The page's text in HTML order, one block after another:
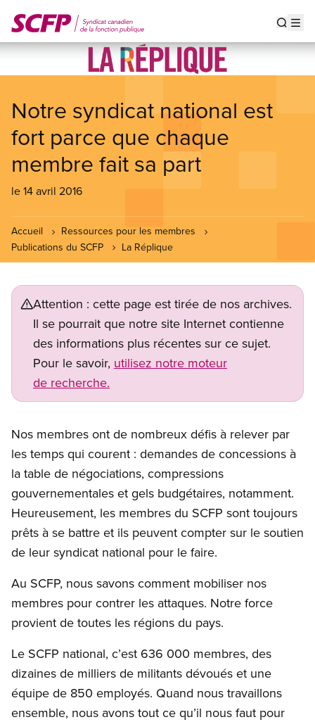
au
contenu
Notre syndicat national est
fort parce que chaque
membre fait sa part
le 14 avril 2016
Accueil
Ressources pour les membres
Publications du SCFP
La Réplique
Attention : cette page est tirée de nos archives.
Il se pourrait que notre site Internet contienne
des informations plus récentes sur ce sujet.
Pour le savoir, utilisez notre moteur
de recherche.
Nos membres ont de nombreux défis à relever par
les temps qui courent : demandes de concessions à
la table de négociations, compressions
gouvernementales et gels budgétaires, notamment.
Heureusement, les membres du SCFP sont toujours
prêts à se battre et ils peuvent compter sur le soutien
de leur syndicat national pour le faire.
Au SCFP, nous savons comment mobiliser nos
membres pour contrer les attaques. Notre force
provient de toutes les régions du pays.
Le SCFP national, c’est 636 000 membres, des
dizaines de milliers de militants dévoués et une
équipe de 850 employés. Quand nous travaillons
ensemble, nous avons tout ce qu’il nous faut pour